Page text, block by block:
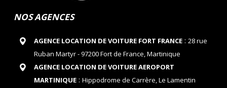
NOS AGENCES
AGENCE LOCATION DE VOITURE FORT FRANCE: 28 rue
Ruban Martyr - 97200 Fort de France, Martinique
AGENCE LOCATION DE VOITURE AEROPORT
MARTINIQUE: Hippodrome de Carrère, Le Lamentin